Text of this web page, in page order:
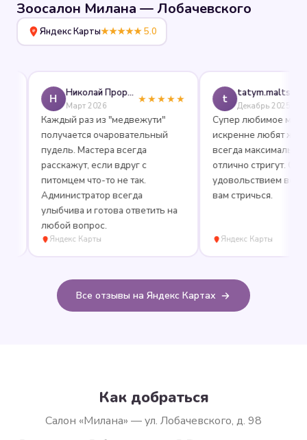
Зоосалон Милана — Лобачевского
Яндекс Карты★★★★★ 5.0
Николай Прорешный
Март 2026
★★★★★
Каждый раз из "медвежути"
получается очаровательный
пудель. Мастера всегда
расскажут, если вдруг с
питомцем что-то не так.
Администратор всегда
улыбчива и готова ответить на
любой вопрос.
Яндекс Карты
tatym.maltseva
Декабрь 2025
Супер любимое место,
искренне любят
всегда максимально
отлично стригут. С
удовольствием вожу
вам стричься.
Яндекс Карты
Все отзывы на Яндекс Картах
Как добраться
Салон «Милана» — ул. Лобачевского, д. 98